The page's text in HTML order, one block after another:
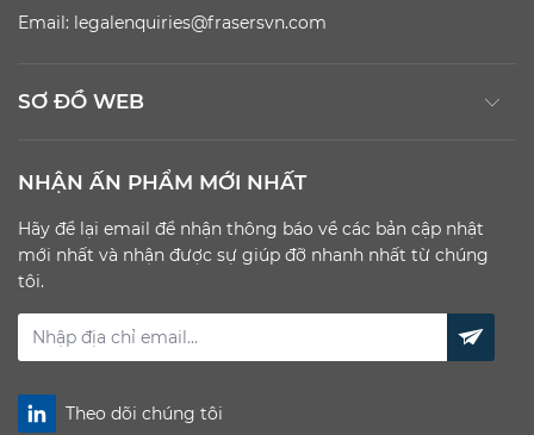
Email: legalenquiries@frasersvn.com
SƠ ĐỒ WEB
NHẬN ẤN PHẨM MỚI NHẤT
Hãy để lại email để nhận thông báo về các bản cập nhật
mới nhất và nhận được sự giúp đỡ nhanh nhất từ chúng
tôi.
Theo dõi chúng tôi